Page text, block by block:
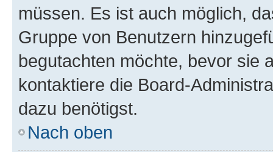
müssen. Es ist auch möglich,
Gruppe von Benutzern
begutachten möchte, bevor sie
kontaktiere die Board-
dazu benötigst.
Nach oben